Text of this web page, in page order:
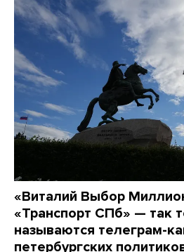
«Виталий Выбор
«Транспорт СПб» — так
называются телеграм-
петербургских